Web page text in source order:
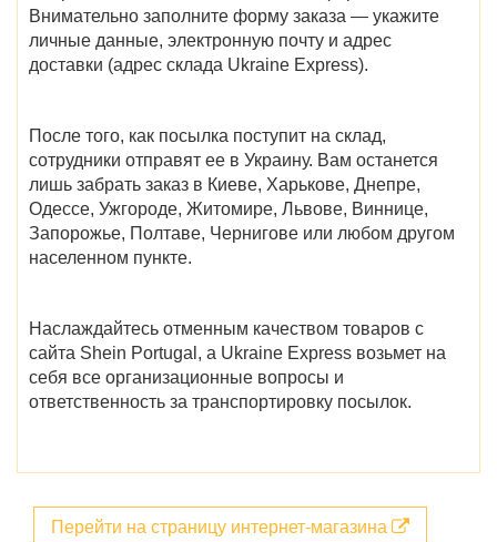
Внимательно заполните форму заказа — укажите
личные данные, электронную почту и адрес
доставки (адрес склада Ukraine Express).
После того, как посылка поступит на склад,
сотрудники отправят ее в Украину. Вам останется
лишь забрать заказ в Киеве, Харькове, Днепре,
Одессе, Ужгороде, Житомире, Львове, Виннице,
Запорожье, Полтаве, Чернигове или любом другом
населенном пункте.
Наслаждайтесь отменным качеством товаров с
сайта Shein Portugal , а Ukraine Express возьмет на
себя все организационные вопросы и
ответственность за транспортировку посылок.
Перейти на страницу интернет-магазина